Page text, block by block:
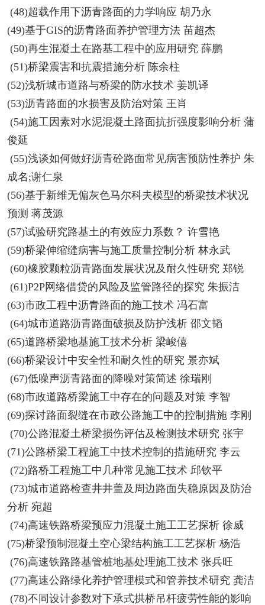
(48)超载作用下沥青路面的力学响应 胡乃永
(49)基于GIS的沥青路面养护管理方法 苗超杰
(50)再生混凝土在路基工程中的应用研究 薛鹏
(51)桥梁震害和抗震措施分析 陈余柱
(52)浅析城市道路与桥梁的防水技术 姜凯译
(53)沥青路面的水损害及防治对策 王肖
(54)施工因素对水泥混凝土路面抗折强度影响分析 蒲
俊延
(55)浅谈如何做好沥青砼路面常见病害预防性养护 朱
成名;谢仁泉
(56)基于新维无偏灰色马尔科夫模型的桥梁技术状况
预测 蒋茂源
(57)试验研究路基土的有效应力系数？ 许雪艳
(59)桥梁伸缩缝病害与施工质量控制分析 林永武
(60)橡胶颗粒沥青路面发展状况及耐久性研究 郑锐
(61)P2P网络借贷的风险及监管路径的探究 朱振洁
(63)市政工程中沥青路面的施工技术 冯石富
(64)城市道路沥青路面破损及防护浅析 邵文韬
(65)道路桥梁地基施工技术分析 梁峻僖
(66)桥梁设计中安全性和耐久性的研究 景亦斌
(67)低噪声沥青路面的降噪对策简述 徐瑞刚
(68)市政道路桥梁施工中存在的问题及对策 李智
(69)探讨路面裂缝在市政公路施工中的控制措施 李刚
(70)公路混凝土桥梁损伤评估及检测技术研究 张宇
(71)公路桥梁工程施工中技术控制的措施研究 李云
(72)路桥工程施工中几种常见施工技术 邱钦平
(73)城市道路检查井井盖及周边路面失稳原因及防治
分析 宛超
(74)高速铁路桥梁预应力混凝土施工工艺探析 徐威
(75)桥梁预制混凝土空心梁结构施工工艺探析 杨浩
(76)高速铁路路基管桩地基处理施工技术 张兵旺
(77)高速公路绿化养护管理模式和管养技术研究 龚洁
(78)不同设计参数对下承式拱桥吊杆疲劳性能的影响